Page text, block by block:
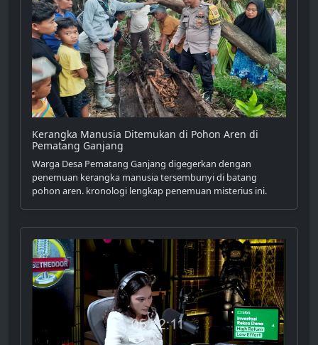
Kerangka Manusia Ditemukan di Pohon Aren di
Pematang Ganjang
Warga Desa Pematang Ganjang digegerkan dengan
penemuan kerangka manusia tersembunyi di batang
pohon aren. kronologi lengkap penemuan misterius ini.